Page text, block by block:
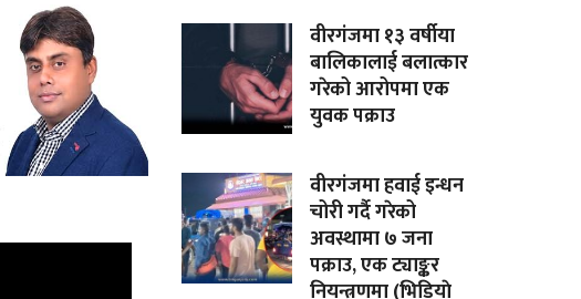
वीरगंजमा १३ वर्षीया
बालिकालाई बलात्कार
गरेको आरोपमा एक
युवक पक्राउ
वीरगंजमा हवाई इन्धन
चोरी गर्दै गरेको
अवस्थामा ७ जना
पक्राउ, एक ट्याङ्कर
नियन्त्रणमा (भिडियाे